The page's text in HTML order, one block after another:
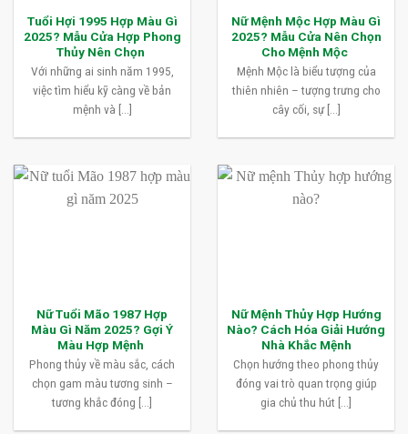
Tuổi Hợi 1995 Hợp Màu Gì
2025? Mẫu Cửa Hợp Phong
Thủy Nên Chọn
Với những ai sinh năm 1995,
việc tìm hiểu kỹ càng về bản
mệnh và [...]
Nữ Mệnh Mộc Hợp Màu Gì
2025? Mẫu Cửa Nên Chọn
Cho Mệnh Mộc
Mệnh Mộc là biểu tượng của
thiên nhiên – tượng trưng cho
cây cối, sự [...]
Nữ Tuổi Mão 1987 Hợp
Màu Gì Năm 2025? Gợi Ý
Màu Hợp Mệnh
Phong thủy về màu sắc, cách
chọn gam màu tương sinh –
tương khắc đóng [...]
Nữ Mệnh Thủy Hợp Hướng
Nào? Cách Hóa Giải Hướng
Nhà Khắc Mệnh
Chọn hướng theo phong thủy
đóng vai trò quan trọng giúp
gia chủ thu hút [...]